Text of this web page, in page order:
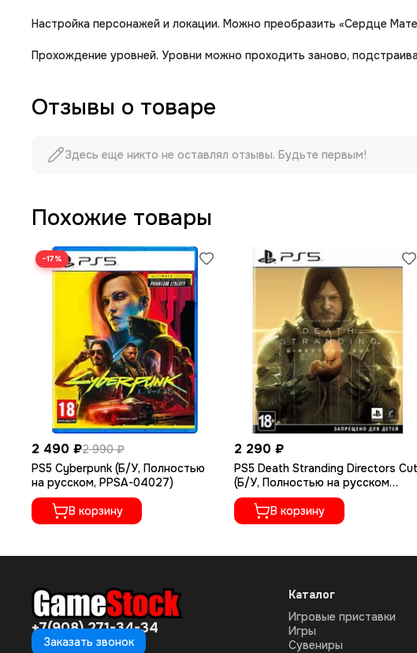
Настройка персонажей и локации. Можно преобразить «Сердце
Прохождение уровней. Уровни можно проходить заново,
Отзывы о товаре
Здесь еще никто не оставлял отзывы. Будьте первым!
Похожие товары
−17%
2 490 ₽2 990 ₽
PS5 Cyberpunk (Б/У, Полностью
на русском, PPSA-04027)
В корзину
2 290 ₽
PS5 Death Stranding Directors Cut
(Б/У, Полностью на русском
языке, PPSA-01968)
В корзину
+7(908) 271-34-34
Заказать звонок
Каталог
Игровые приставки
Игры
Сувениры